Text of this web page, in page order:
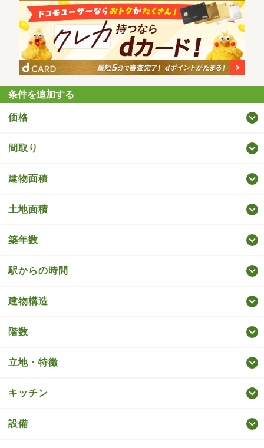
条件を追加する
価格
間取り
建物面積
土地面積
築年数
駅からの時間
建物構造
階数
立地・特徴
キッチン
設備